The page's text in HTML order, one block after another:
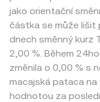
jako orientační
částka se může lišit
dnech směnný kurz
2,00 %. Během
změnila o 0,00 % s
macajská pataca na
hodnotou za